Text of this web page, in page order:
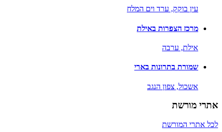
עין בוקק, ערד וים המלח
מרכז הצפרות באילת
אילת, ערבה
שמורת בתרונות בארי
אשכול, צפון הנגב
אתרי מורשת
לכל אתרי המורשת